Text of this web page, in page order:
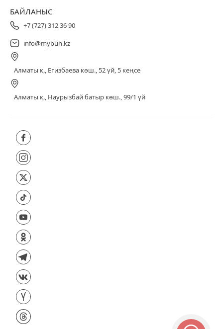
БАЙЛАНЫС
+7 (727) 312 36 90
info@mybuh.kz
Алматы қ., Егизбаева көш., 52 үй, 5 кеңсе
Алматы қ., Наурызбай батыр көш., 99/1 үй